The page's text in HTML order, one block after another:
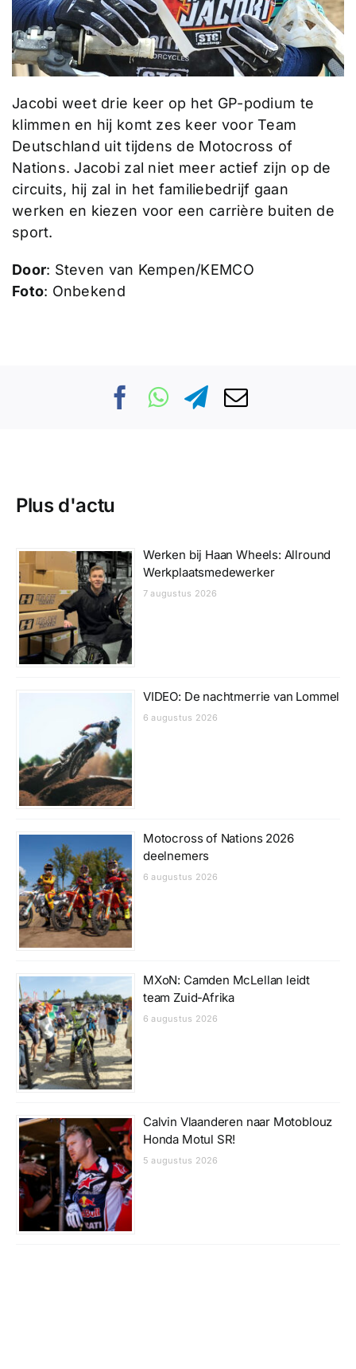
Jacobi weet drie keer op het GP-podium te
klimmen en hij komt zes keer voor Team
Deutschland uit tijdens de Motocross of
Nations. Jacobi zal niet meer actief zijn op de
circuits, hij zal in het familiebedrijf gaan
werken en kiezen voor een carrière buiten de
sport.
Door: Steven van Kempen/KEMCO
Foto: Onbekend
Plus d'actu
Werken bij Haan Wheels: Allround
Werkplaatsmedewerker
7 augustus 2026
VIDEO: De nachtmerrie van Lommel
6 augustus 2026
Motocross of Nations 2026
deelnemers
6 augustus 2026
MXoN: Camden McLellan leidt
team Zuid-Afrika
6 augustus 2026
Calvin Vlaanderen naar Motoblouz
Honda Motul SR!
5 augustus 2026